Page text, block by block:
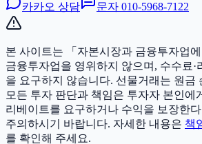
카카오 상담
문자 010-5968-7122
본 사이트는 「자본시장과 금융투자업
금융투자업을 영위하지 않으며, 수수료·
을 요구하지 않습니다. 선물거래는 원금
모든 투자 판단과 책임은 투자자 본인에
리베이트를 요구하거나 수익을 보장한
주의하시기 바랍니다. 자세한 내용은 책
를 확인해 주세요.